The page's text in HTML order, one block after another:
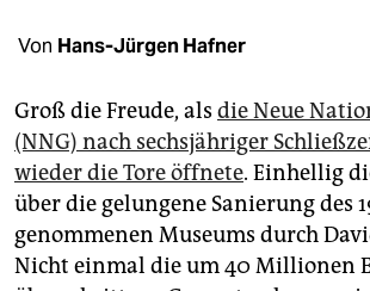
shop
fragen & hilfe
unterstützen
abo
genossenschaft
Von Hans-Jürgen Hafner
Groß die Freude, als die Neue
(NNG) nach sechsjähriger
wieder die Tore öffnete. Einhellig
über die gelungene Sanierung des
genommenen Museums durch
Nicht einmal die um 40 Millionen